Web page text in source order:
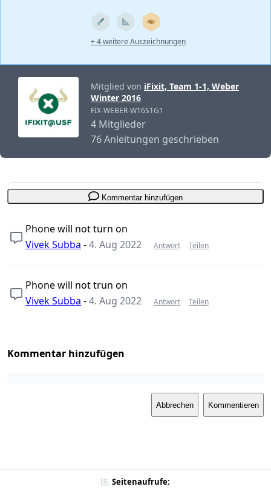
+ 4 weitere Auszeichnungen
Mitglied von iFixit, Team 1-1, Weber
Winter 2016
FIX-WEBER-W16S1G1
4 Mitglieder
76 Anleitungen geschrieben
Kommentar hinzufügen
Phone will not turn on
Vivek Subba -4. Aug 2022 Antwort Teilen
Phone will not trun on
Vivek Subba -4. Aug 2022 Antwort Teilen
Kommentar hinzufügen
Abbrechen Kommentieren
Seitenaufrufe: